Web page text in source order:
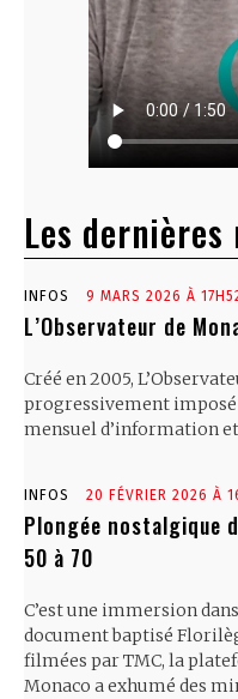
Les dernières
INFOS 9 MARS 2026 À
L’Observateur de
Créé en 2005,
progressivement
mensuel d’information et
INFOS 20 FÉVRIER 2026 À
Plongée nostalgique
50 à 70
C’est une immersion
document baptisé
filmées par TMC, la
Monaco a exhumé des